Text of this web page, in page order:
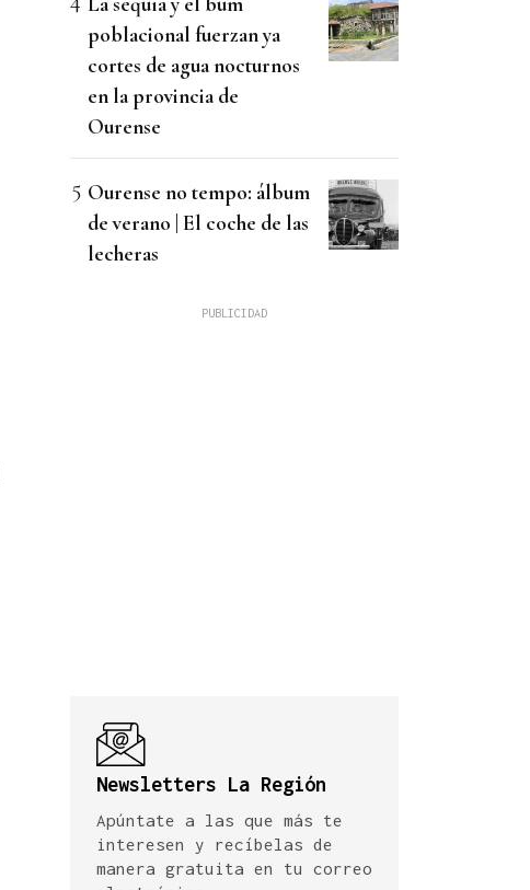
poblacional fuerzan ya
cortes de agua nocturnos
en la provincia de
Ourense
Ourense no tempo: álbum
de verano | El coche de las
lecheras
Newsletters La Región
Apúntate a las que más te
interesen y recíbelas de
manera gratuita en tu correo